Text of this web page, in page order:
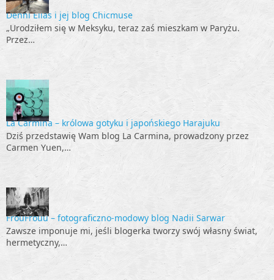
Denni Elias i jej blog Chicmuse
„Urodziłem się w Meksyku, teraz zaś mieszkam w Paryżu.
Przez…
La Carmina – królowa gotyku i japońskiego Harajuku
Dziś przedstawię Wam blog La Carmina, prowadzony przez
Carmen Yuen,…
FrouFrouu – fotograficzno-modowy blog Nadii Sarwar
Zawsze imponuje mi, jeśli blogerka tworzy swój własny świat,
hermetyczny,…